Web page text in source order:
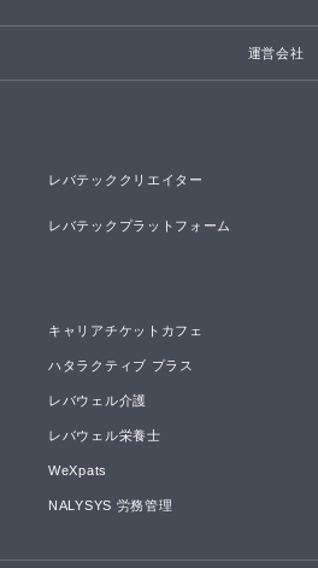
運営会社
レバテッククリエイター
レバテックプラットフォーム
キャリアチケットカフェ
ハタラクティブ プラス
レバウェル介護
レバウェル栄養士
WeXpats
NALYSYS 労務管理